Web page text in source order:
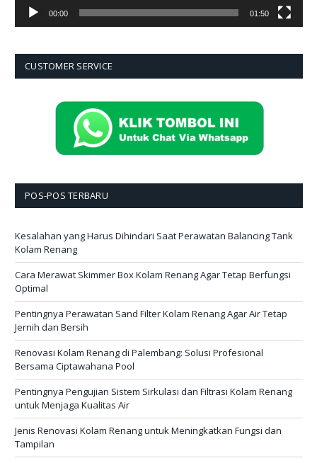
00:00 01:50
CUSTOMER SERVICE
POS-POS TERBARU
Kesalahan yang Harus Dihindari Saat Perawatan Balancing Tank
Kolam Renang
Cara Merawat Skimmer Box Kolam Renang Agar Tetap Berfungsi
Optimal
Pentingnya Perawatan Sand Filter Kolam Renang Agar Air Tetap
Jernih dan Bersih
Renovasi Kolam Renang di Palembang: Solusi Profesional
Bersama Ciptawahana Pool
Pentingnya Pengujian Sistem Sirkulasi dan Filtrasi Kolam Renang
untuk Menjaga Kualitas Air
Jenis Renovasi Kolam Renang untuk Meningkatkan Fungsi dan
Tampilan